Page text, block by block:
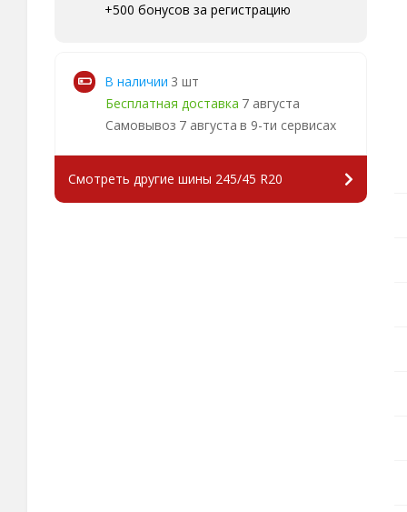
+500 бонусов за регистрацию
В наличии 3 шт
Бесплатная доставка 7 августа
Самовывоз 7 августа в 9-ти сервисах
Смотреть другие шины 245/45 R20